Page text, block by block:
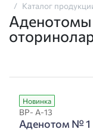
Каталог
Аденотомы
Новинка
ВР- А-13
Аденотом № 1